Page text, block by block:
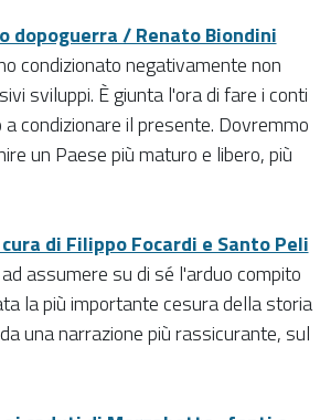
dopoguerra / Renato Biondini
condizionato negativamente non
sviluppi. È giunta l'ora di fare i conti
condizionare il presente. Dovremmo
un Paese più maturo e libero, più
di Filippo Focardi e Santo Peli
assumere su di sé l'arduo compito
la più importante cesura della storia
una narrazione più rassicurante, sul